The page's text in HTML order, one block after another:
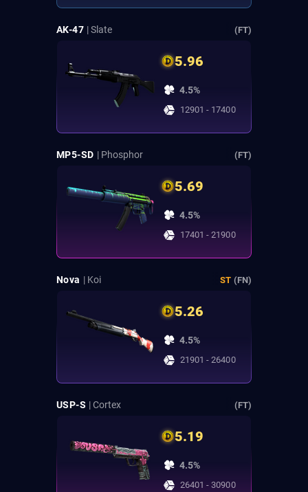
AK-47 | Slate (FT)
5.96
4.5%
12901 - 17400
MP5-SD | Phosphor (FT)
5.69
4.5%
17401 - 21900
Nova | Koi ST (FN)
5.26
4.5%
21901 - 26400
USP-S | Cortex (FT)
5.19
4.5%
26401 - 30900